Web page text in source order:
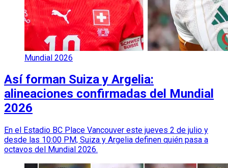
Mundial 2026
Así forman Suiza y Argelia:
alineaciones confirmadas del Mundial
2026
En el Estadio BC Place Vancouver este jueves 2 de julio y
desde las 10:00 PM, Suiza y Argelia definen quién pasa a
octavos del Mundial 2026.